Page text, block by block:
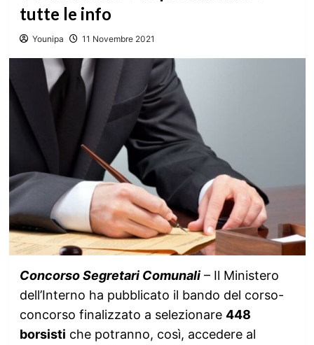
tutte le info
Younipa 11 Novembre 2021
Concorso Segretari Comunali– Il Ministero
dell’Interno ha pubblicato il bando del corso-
concorso finalizzato a selezionare 448
borsisti che potranno, così, accedere al